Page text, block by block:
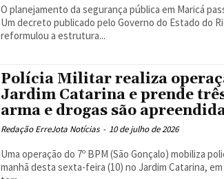
O planejamento da segurança pública em Maricá
Um decreto publicado pelo Governo do Estado do
reformulou a estrutura...
Polícia Militar realiza
Jardim Catarina e prende
arma e drogas são
Redação ErreJota Notícias - 10 de julho de 2026
Uma operação do 7º BPM (São Gonçalo) mobiliza
manhã desta sexta-feira (10) no Jardim Catarina, em